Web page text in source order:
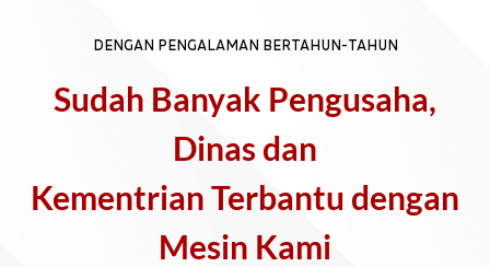
DENGAN PENGALAMAN BERTAHUN-TAHUN
Sudah Banyak Pengusaha,
Dinas dan
Kementrian Terbantu dengan
Mesin Kami